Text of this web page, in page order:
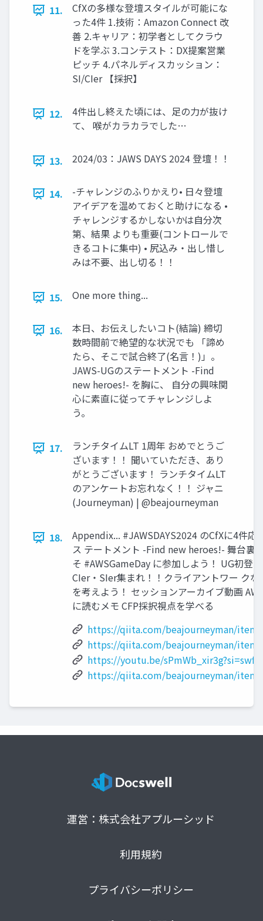
11.
CfXの多様な登壇スタイルが可能にな
った4件 1.技術：Amazon Connect 改
善 2.キャリア：初学者としてクラウ
ドを学ぶ 3.コンテスト：DX提案営業
ピッチ 4.パネルディスカッション：
SI/CIer 【採択】
12.
4件出し終えた頃には、足の力が抜け
て、 喉がカラカラでした…
13. 2024/03：JAWS DAYS 2024 登壇！！
14.
-チャレンジのふりかえり• 日々登壇
アイデアを温めておくと助けになる •
チャレンジするかしないかは自分次
第、結果 よりも重要(コントロールで
きるコトに集中) • 尻込み・出し惜し
みは不要、出し切る！！
15. One more thing...
16.
本日、お伝えしたいコト(結論) 締切
数時間前で絶望的な状況でも 「諦め
たら、そこで試合終了(名言！)」。
JAWS-UGのステートメント -Find
new heroes!- を胸に、 自分の興味関
心に素直に従ってチャレンジしよ
う。
17.
ランチタイムLT 1周年 おめでとうご
ざいます！！ 聞いていただき、あり
がとうございます！ ランチタイムLT
のアンケートお忘れなく！！ ジャニ
(Journeyman) | @beajourneyman
18.
Appendix... #JAWSDAYS2024 のCfXに4件応
ス テートメント -Find new heroes!- 舞台裏
そ #AWSGameDay に参加しよう！ UG初登
CIer・SIer集まれ！！クライアントワー ク
を考えよう！ セッションアーカイブ動画
に読むメモ CFP採択視点を学べる
https://qiita.com/beajourneyman/
https://qiita.com/beajourneyman/
https://youtu.be/
https://qiita.com/beajourneyman/
運営：株式会社アプルーシッド
利用規約
プライバシーポリシー